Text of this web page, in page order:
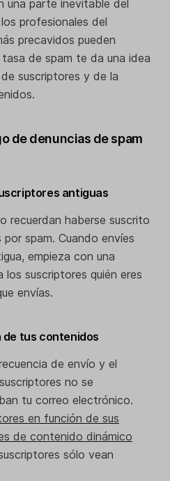
una parte inevitable del
profesionales del
precavidos pueden
de spam te da una idea
suscriptores y de la
de denuncias de spam
antiguas
recuerdan haberse suscrito
spam. Cuando envíes
empieza con una
los suscriptores quién eres
envías.
tus contenidos
de envío y el
no se
tu correo electrónico.
en función de sus
de contenido dinámico
sólo vean